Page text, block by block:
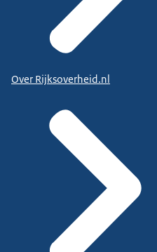
Over Rijksoverheid.nl